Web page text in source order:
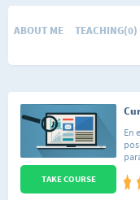
ABOUT ME TEACHING(0)
En
TAKE COURSE